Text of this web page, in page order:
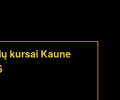
kursai Kaune